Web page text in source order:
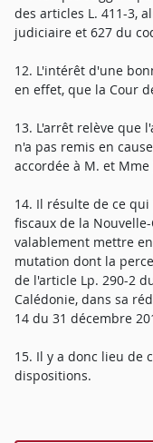
des articles L. 411-3,
judiciaire et 627 du
12. L'intérêt d'une
en effet, que la Cour
13. L'arrêt relève que
n'a pas remis en
accordée à M. et Mme
14. Il résulte de ce
fiscaux de la
valablement mettre
mutation dont la
de l'article Lp. 290-2
Calédonie, dans sa
14 du 31 décembre
15. Il y a donc lieu de
dispositions.